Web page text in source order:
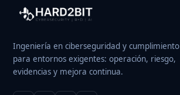
Ingeniería en ciberseguridad y cumplimiento
para entornos exigentes: operación, riesgo,
evidencias y mejora continua.